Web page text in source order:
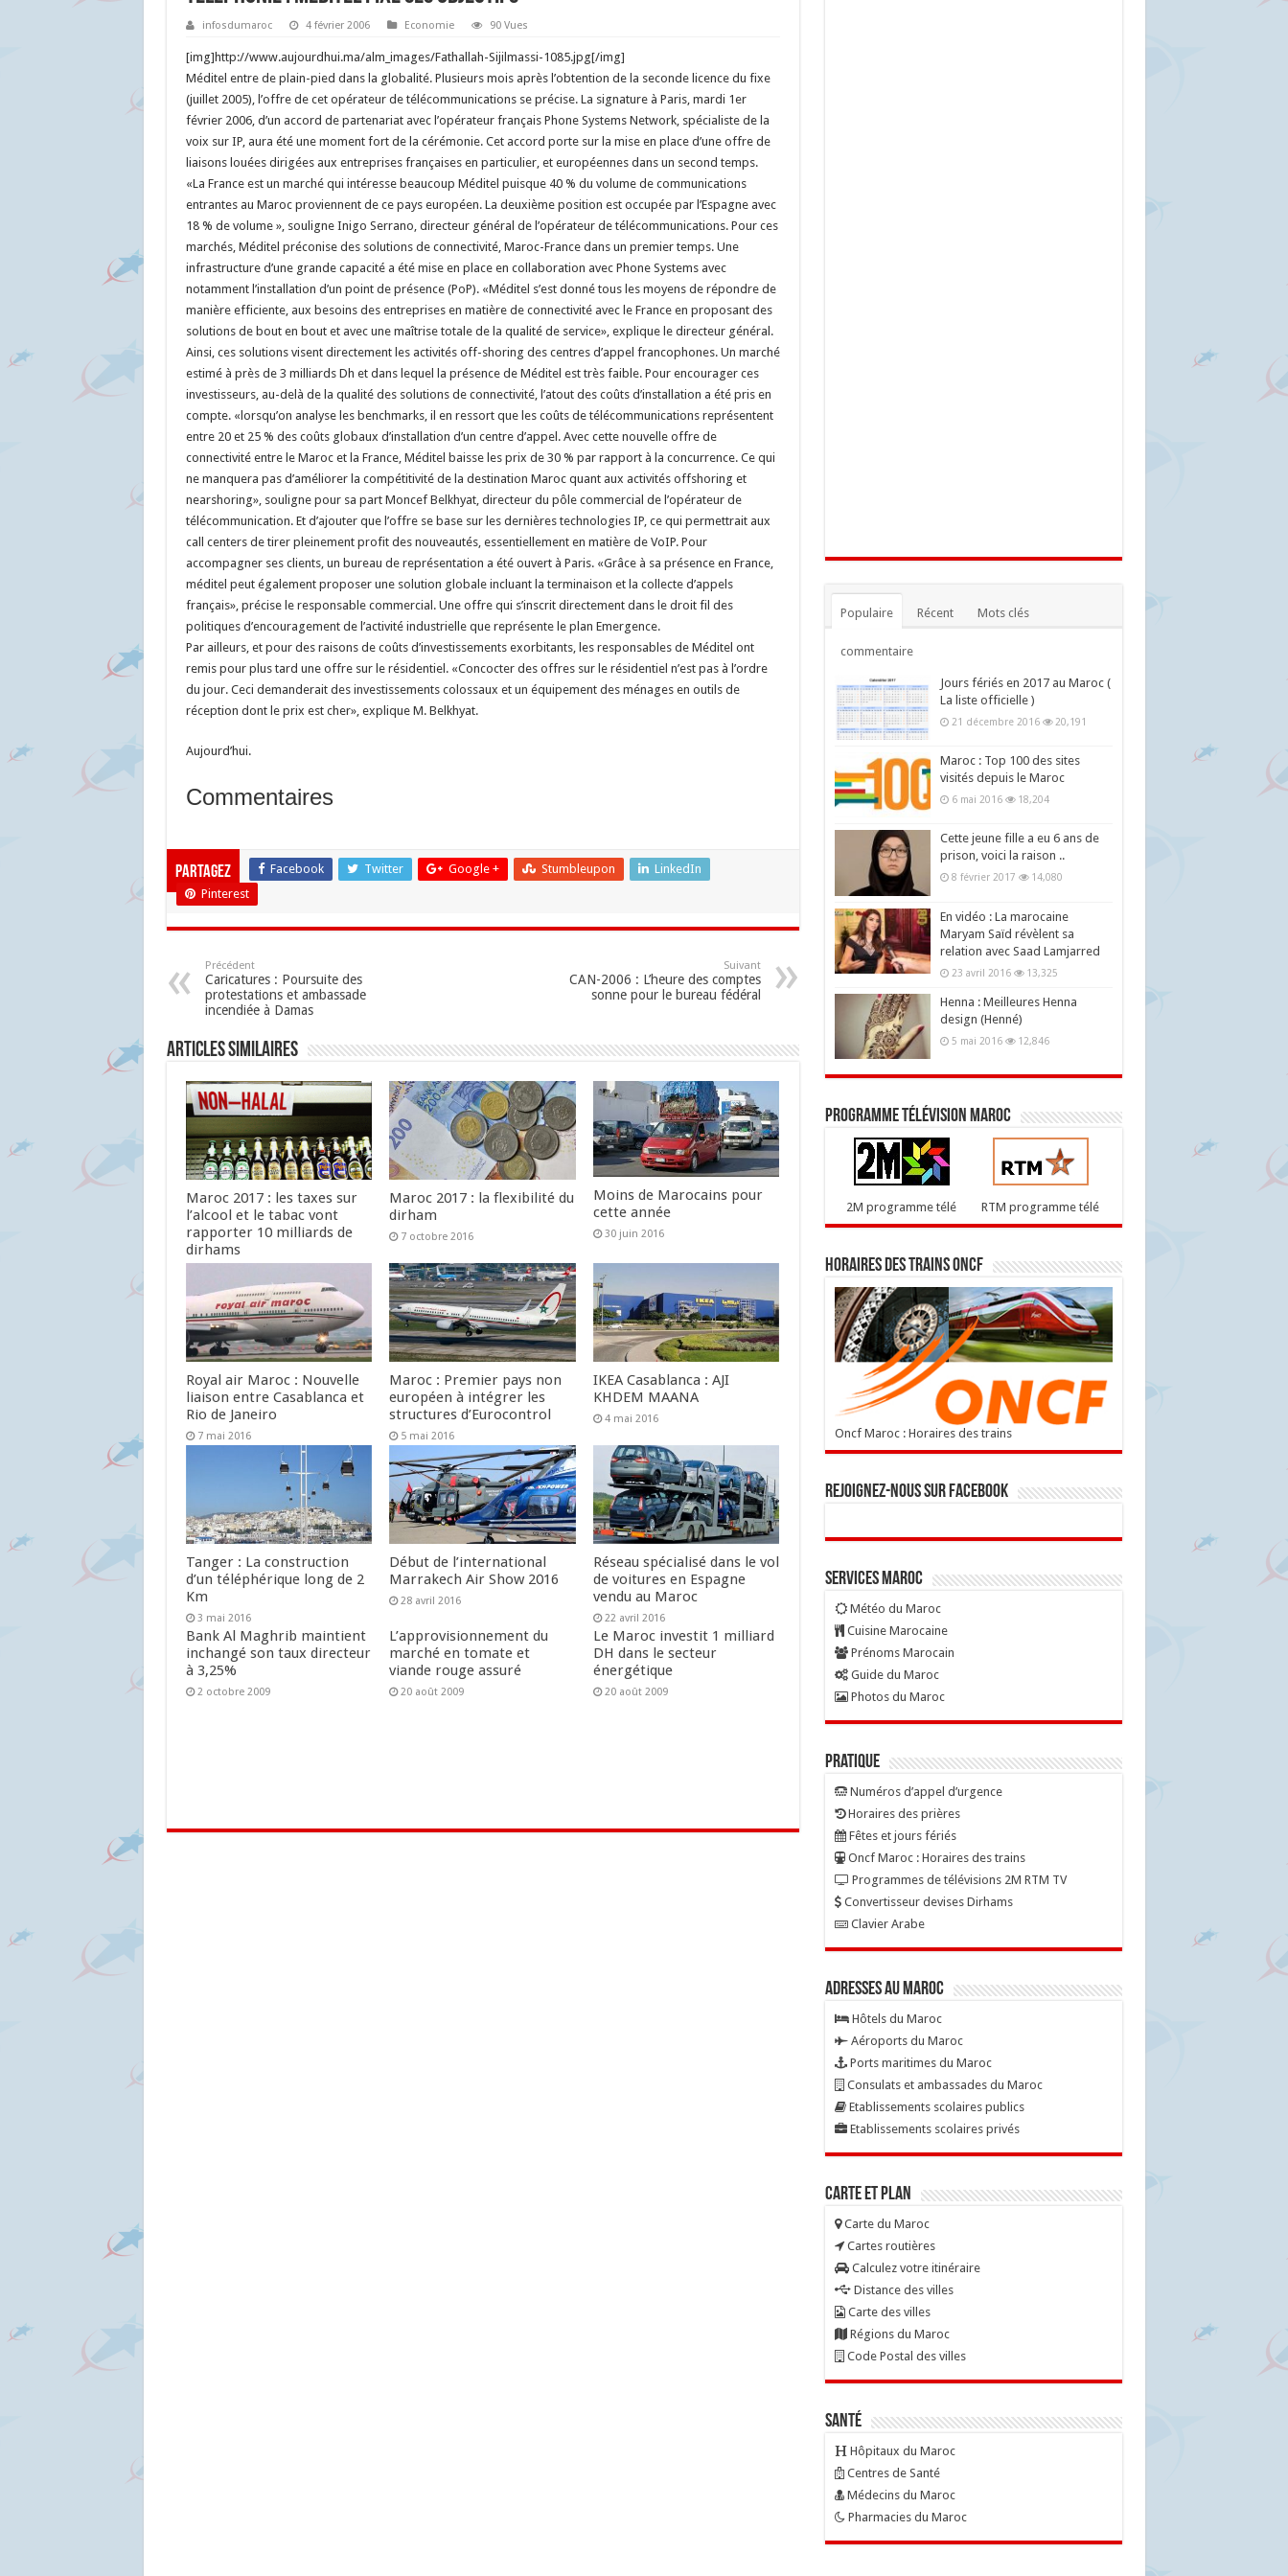
infosdumaroc 4 février 2006 Economie 90 Vues
[img]http://www.aujourdhui.ma/alm_images/Fathallah-Sijilmassi-1085.jpg[/img]
Méditel entre de plain-pied dans la globalité. Plusieurs mois après l’obtention de la seconde licence du fixe
(juillet 2005), l’offre de cet opérateur de télécommunications se précise. La signature à Paris, mardi 1er
février 2006, d’un accord de partenariat avec l’opérateur français Phone Systems Network, spécialiste de la
voix sur IP, aura été une moment fort de la cérémonie. Cet accord porte sur la mise en place d’une offre de
liaisons louées dirigées aux entreprises françaises en particulier, et européennes dans un second temps.
«La France est un marché qui intéresse beaucoup Méditel puisque 40 % du volume de communications
entrantes au Maroc proviennent de ce pays européen. La deuxième position est occupée par l’Espagne avec
18 % de volume », souligne Inigo Serrano, directeur général de l’opérateur de télécommunications. Pour ces
marchés, Méditel préconise des solutions de connectivité, Maroc-France dans un premier temps. Une
infrastructure d’une grande capacité a été mise en place en collaboration avec Phone Systems avec
notamment l’installation d’un point de présence (PoP). «Méditel s’est donné tous les moyens de répondre de
manière efficiente, aux besoins des entreprises en matière de connectivité avec le France en proposant des
solutions de bout en bout et avec une maîtrise totale de la qualité de service», explique le directeur général.
Ainsi, ces solutions visent directement les activités off-shoring des centres d’appel francophones. Un marché
estimé à près de 3 milliards Dh et dans lequel la présence de Méditel est très faible. Pour encourager ces
investisseurs, au-delà de la qualité des solutions de connectivité, l’atout des coûts d’installation a été pris en
compte. «lorsqu’on analyse les benchmarks, il en ressort que les coûts de télécommunications représentent
entre 20 et 25 % des coûts globaux d’installation d’un centre d’appel. Avec cette nouvelle offre de
connectivité entre le Maroc et la France, Méditel baisse les prix de 30 % par rapport à la concurrence. Ce qui
ne manquera pas d’améliorer la compétitivité de la destination Maroc quant aux activités offshoring et
nearshoring», souligne pour sa part Moncef Belkhyat, directeur du pôle commercial de l’opérateur de
télécommunication. Et d’ajouter que l’offre se base sur les dernières technologies IP, ce qui permettrait aux
call centers de tirer pleinement profit des nouveautés, essentiellement en matière de VoIP. Pour
accompagner ses clients, un bureau de représentation a été ouvert à Paris. «Grâce à sa présence en France,
méditel peut également proposer une solution globale incluant la terminaison et la collecte d’appels
français», précise le responsable commercial. Une offre qui s’inscrit directement dans le droit fil des
politiques d’encouragement de l’activité industrielle que représente le plan Emergence.
Par ailleurs, et pour des raisons de coûts d’investissements exorbitants, les responsables de Méditel ont
remis pour plus tard une offre sur le résidentiel. «Concocter des offres sur le résidentiel n’est pas à l’ordre
du jour. Ceci demanderait des investissements colossaux et un équipement des ménages en outils de
réception dont le prix est cher», explique M. Belkhyat.
Aujourd’hui.
Commentaires
Partagez Facebook Twitter Google + Stumbleupon
LinkedIn
Pinterest
Précédent
Caricatures : Poursuite des
protestations et ambassade
incendiée à Damas
Suivant
CAN-2006 : L’heure des comptes
sonne pour le bureau fédéral
Articles similaires
Maroc 2017 : les taxes sur
l’alcool et le tabac vont
rapporter 10 milliards de
dirhams
Maroc 2017 : la flexibilité du
dirham
7 octobre 2016
Moins de Marocains pour
cette année
30 juin 2016
Royal air Maroc : Nouvelle
liaison entre Casablanca et
Rio de Janeiro
7 mai 2016
Maroc : Premier pays non
européen à intégrer les
structures d’Eurocontrol
5 mai 2016
IKEA Casablanca : AJI
KHDEM MAANA
4 mai 2016
Tanger : La construction
d’un téléphérique long de 2
Km
3 mai 2016
Début de l’international
Marrakech Air Show 2016
28 avril 2016
Réseau spécialisé dans le vol
de voitures en Espagne
vendu au Maroc
22 avril 2016
Bank Al Maghrib maintient
inchangé son taux directeur
à 3,25%
2 octobre 2009
L’approvisionnement du
marché en tomate et
viande rouge assuré
20 août 2009
Le Maroc investit 1 milliard
DH dans le secteur
énergétique
20 août 2009
Populaire Récent Mots clés
commentaire
Jours fériés en 2017 au Maroc (
La liste officielle )
21 décembre 2016 20,191
Maroc : Top 100 des sites
visités depuis le Maroc
6 mai 2016 18,204
Cette jeune fille a eu 6 ans de
prison, voici la raison ..
8 février 2017 14,080
En vidéo : La marocaine
Maryam Saïd révèlent sa
relation avec Saad Lamjarred
23 avril 2016 13,325
Henna : Meilleures Henna
design (Henné)
5 mai 2016 12,846
Programme télévision maroc
2M programme télé RTM programme télé
Horaires des trains ONCF
Oncf Maroc : Horaires des trains
Rejoignez-nous sur Facebook
Services Maroc
Météo du Maroc
Cuisine Marocaine
Prénoms Marocain
Guide du Maroc
Photos du Maroc
Pratique
Numéros d’appel d’urgence
Horaires des prières
Fêtes et jours fériés
Oncf Maroc : Horaires des trains
Programmes de télévisions 2M RTM TV
Convertisseur devises Dirhams
Clavier Arabe
Adresses au Maroc
Hôtels du Maroc
Aéroports du Maroc
Ports maritimes du Maroc
Consulats et ambassades du Maroc
Etablissements scolaires publics
Etablissements scolaires privés
Carte et Plan
Carte du Maroc
Cartes routières
Calculez votre itinéraire
Distance des villes
Carte des villes
Régions du Maroc
Code Postal des villes
Santé
Hôpitaux du Maroc
Centres de Santé
Médecins du Maroc
Pharmacies du Maroc